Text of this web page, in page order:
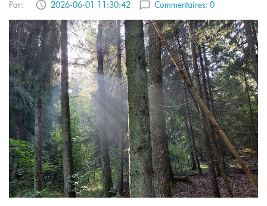
Par: 2026-06-01 11:30:42 Commentaires: 0